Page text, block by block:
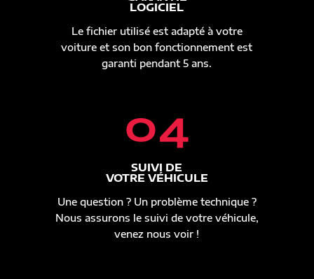
LOGICIEL
Le fichier utilisé est adapté à votre
voiture et son bon fonctionnement est
garanti pendant 5 ans.
04
SUIVI DE
VOTRE VÉHICULE
Une question ? Un problème technique ?
Nous assurons le suivi de votre véhicule,
venez nous voir !